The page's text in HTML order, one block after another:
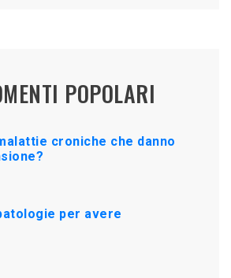
POPOLARI
croniche che danno
per avere